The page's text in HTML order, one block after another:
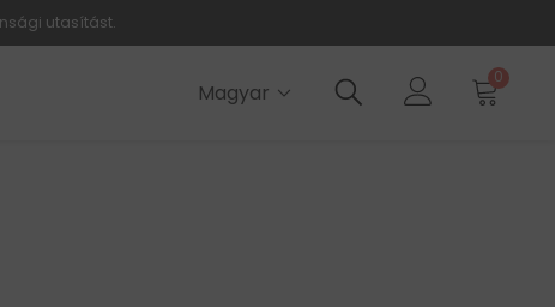
utasítást.
Magyar
0